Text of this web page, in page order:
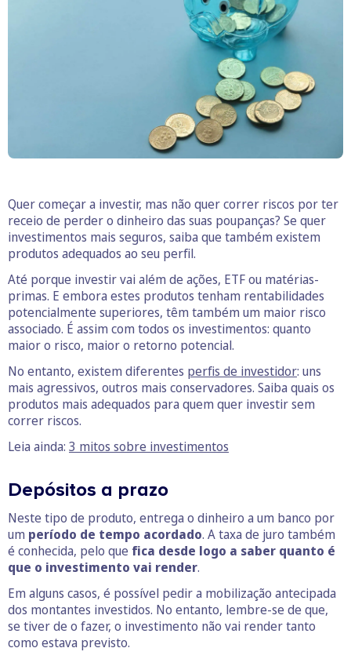
Quer começar a investir, mas não quer correr riscos por ter
receio de perder o dinheiro das suas poupanças? Se quer
investimentos mais seguros, saiba que também existem
produtos adequados ao seu perfil.
Até porque investir vai além de ações, ETF ou matérias-
primas. E embora estes produtos tenham rentabilidades
potencialmente superiores, têm também um maior risco
associado. É assim com todos os investimentos: quanto
maior o risco, maior o retorno potencial.
No entanto, existem diferentes perfis de investidor: uns
mais agressivos, outros mais conservadores. Saiba quais os
produtos mais adequados para quem quer investir sem
correr riscos.
Leia ainda: 3 mitos sobre investimentos
Depósitos a prazo
Neste tipo de produto, entrega o dinheiro a um banco por
um período de tempo acordado. A taxa de juro também
é conhecida, pelo que fica desde logo a saber quanto é
que o investimento vai render.
Em alguns casos, é possível pedir a mobilização antecipada
dos montantes investidos. No entanto, lembre-se de que,
se tiver de o fazer, o investimento não vai render tanto
como estava previsto.